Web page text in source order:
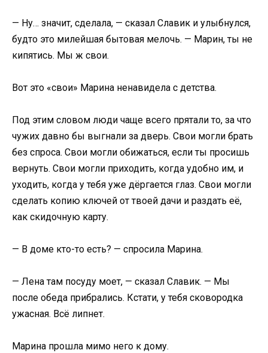
— Ну… значит, сделала, — сказал Славик и улыбнулся,
будто это милейшая бытовая мелочь. — Марин, ты не
кипятись. Мы ж свои.
Вот это «свои» Марина ненавидела с детства.
Под этим словом люди чаще всего прятали то, за что
чужих давно бы выгнали за дверь. Свои могли брать
без спроса. Свои могли обижаться, если ты просишь
вернуть. Свои могли приходить, когда удобно им, и
уходить, когда у тебя уже дёргается глаз. Свои могли
сделать копию ключей от твоей дачи и раздать её,
как скидочную карту.
— В доме кто-то есть? — спросила Марина.
— Лена там посуду моет, — сказал Славик. — Мы
после обеда прибрались. Кстати, у тебя сковородка
ужасная. Всё липнет.
Марина прошла мимо него к дому.